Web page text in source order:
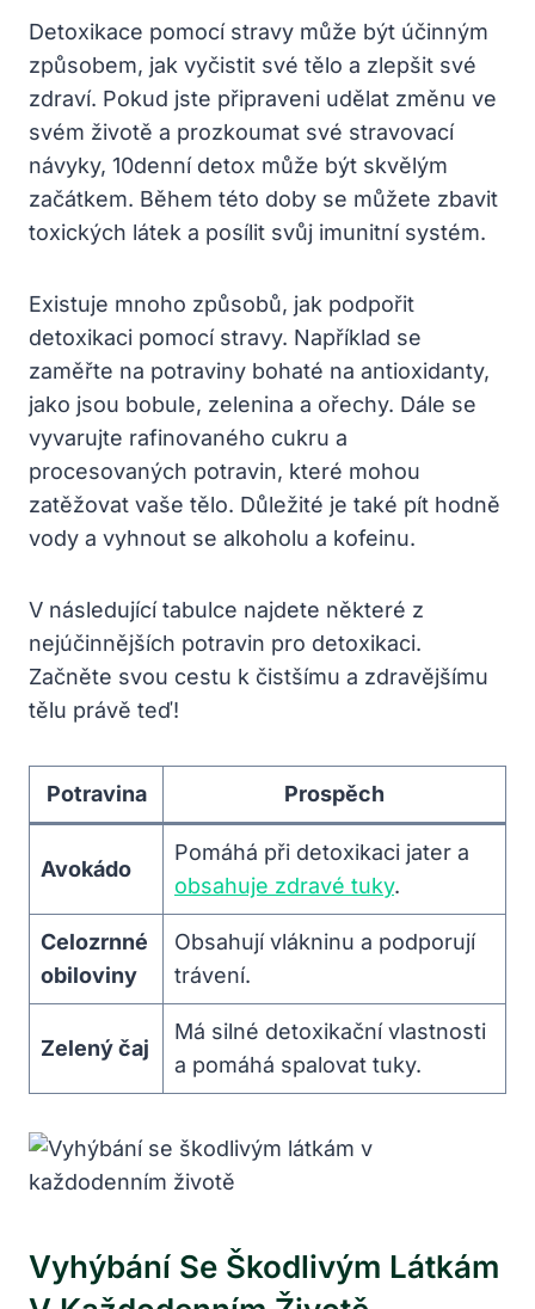
Detoxikace pomocí stravy může být účinným⁣
způsobem, jak ‌vyčistit své tělo a zlepšit své
zdraví. Pokud jste připraveni udělat ⁤změnu ve
svém životě a prozkoumat ‌své stravovací
návyky, 10denní detox může být ⁤skvělým
začátkem. Během této doby⁣ se ‌můžete zbavit
toxických látek‍ a posílit svůj imunitní systém.
Existuje⁤ mnoho způsobů, jak podpořit
detoxikaci pomocí ⁤stravy. Například se
zaměřte na potraviny bohaté​ na antioxidanty,
jako jsou bobule, zelenina a ořechy. ⁣Dále se
vyvarujte rafinovaného cukru a
procesovaných potravin, které mohou​
zatěžovat vaše tělo. Důležité ⁢je​ také‍ pít⁣ hodně
vody a vyhnout se ‍alkoholu a kofeinu.
V následující tabulce ⁢najdete některé z
⁣nejúčinnějších potravin pro‌ detoxikaci.
Začněte svou ‌cestu k čistšímu a zdravějšímu
tělu právě teď!
Potravina Prospěch
Avokádo
Pomáhá při‌ detoxikaci ‌jater a
obsahuje zdravé tuky.
Celozrnné
‍obiloviny
Obsahují vlákninu a ‍podporují
trávení.
Zelený čaj
Má silné ‍detoxikační vlastnosti
a⁤ pomáhá spalovat tuky.
Vyhýbání Se Škodlivým⁤ Látkám